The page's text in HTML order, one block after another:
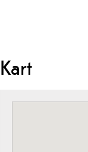
Kart